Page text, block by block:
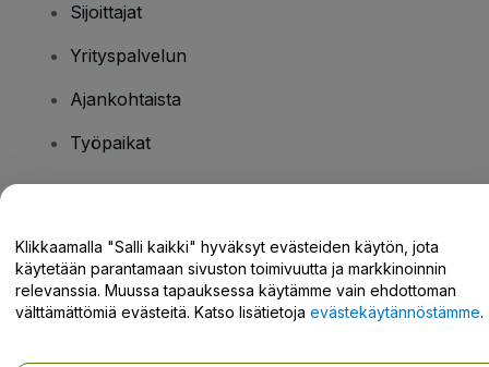
Sijoittajat
Yrityspalvelun
Ajankohtaista
Työpaikat
Tukikeskus / Ota meihin yhteyttä
Klikkaamalla "Salli kaikki" hyväksyt evästeiden käytön, jota
käytetään parantamaan sivuston toimivuutta ja markkinoinnin
relevanssia. Muussa tapauksessa käytämme vain ehdottoman
välttämättömiä evästeitä. Katso lisätietoja evästekäytännöstämme.